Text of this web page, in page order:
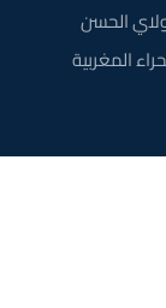
الحسن
المغربية
بناEn français